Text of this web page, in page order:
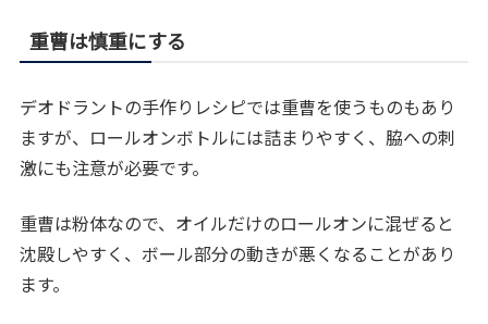
重曹は慎重にする
デオドラントの手作りレシピでは重曹を使うものもあり
ますが、ロールオンボトルには詰まりやすく、脇への刺
激にも注意が必要です。
重曹は粉体なので、オイルだけのロールオンに混ぜると
沈殿しやすく、ボール部分の動きが悪くなることがあり
ます。